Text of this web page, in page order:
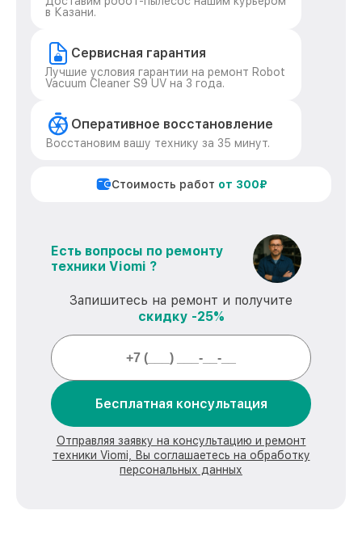
в Казани.
Сервисная гарантия
Лучшие условия гарантии на ремонт Robot
Vacuum Cleaner S9 UV на 3 года.
Оперативное восстановление
Восстановим вашу технику за 35 минут.
Стоимость работ от 300₽
Есть вопросы по ремонту
техники Viomi ?
Запишитесь на ремонт и получите
скидку -25%
Бесплатная консультация
Отправляя заявку на консультацию и ремонт
техники Viomi, Вы соглашаетесь на обработку
персональных данных